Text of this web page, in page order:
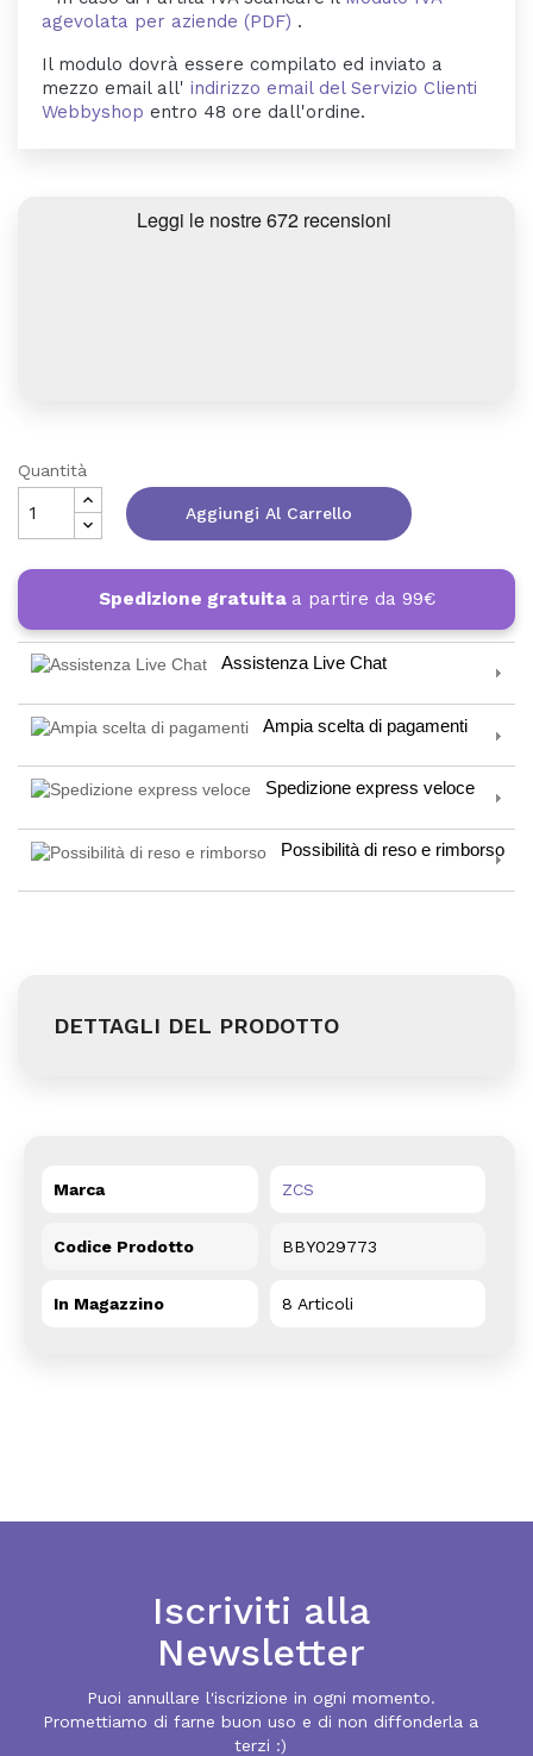
agevolata per aziende (PDF) .
Il modulo dovrà essere compilato ed inviato a
mezzo email all' indirizzo email del Servizio Clienti
Webbyshop entro 48 ore dall'ordine.
Quantità
Aggiungi Al Carrello
Spedizione gratuita a partire da 99€
Assistenza Live Chat
Ampia scelta di pagamenti
Spedizione express veloce
Possibilità di reso e rimborso
DETTAGLI DEL PRODOTTO
Marca ZCS
Codice Prodotto BBY029773
In Magazzino 8 Articoli
Iscriviti alla
Newsletter
Puoi annullare l'iscrizione in ogni momento.
Promettiamo di farne buon uso e di non diffonderla a
terzi :)